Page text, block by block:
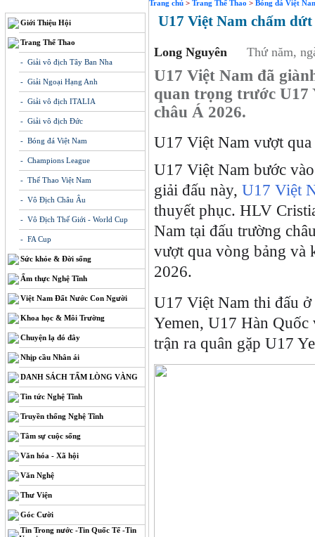
Giới Thiệu Hội
Trang Thể Thao
- Giải vô địch Tây Ban Nha
- Giải Ngoại Hạng Anh
- Giải vô địch ITALIA
- Giải vô địch Đức
- Bóng đá Việt Nam
- Champions League
- Thể Thao Việt Nam
- Vô Địch Châu Âu
- Vô Địch Thế Giới - World Cup
- FA Cup
Sức khỏe & Đời sống
Ẩm thực Nghệ Tĩnh
Việt Nam Đất Nước Con Người
Khoa học & Môi Trường
Chuyện lạ đó đây
Nhịp cầu Nhân ái
DANH SÁCH TẤM LÒNG VÀNG
Tin tức Nghệ Tĩnh
Truyền thống Nghệ Tĩnh
Tâm sự cuộc sống
Văn hóa - Xã hội
Văn Nghệ
Thư Viện
Góc Cười
Tin Trong nước -Tin Quốc Tế -Tin
Trang chủ > Trang Thể Thao > Bóng đá Việt
U17 Việt Nam chấm
Long Nguyên Thứ năm,
U17 Việt Nam đã
quan trọng trước U17
châu Á 2026.
U17 Việt Nam vượt
U17 Việt Nam bước
giải đấu này, U17 Việt
thuyết phục. HLV
Nam tại đấu trường
vượt qua vòng bảng và
2026.
U17 Việt Nam thi đấu
Yemen, U17 Hàn
trận ra quân gặp U17